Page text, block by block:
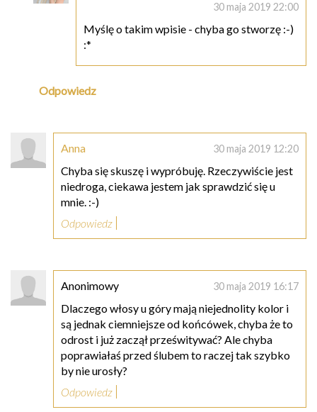
30 maja 2019 22:00
Myślę o takim wpisie - chyba go stworzę :-)
:*
Odpowiedz
Anna 30 maja 2019 12:20
Chyba się skuszę i wypróbuję. Rzeczywiście jest
niedroga, ciekawa jestem jak sprawdzić się u
mnie. :-)
Odpowiedz
Anonimowy 30 maja 2019 16:17
Dlaczego włosy u góry mają niejednolity kolor i
są jednak ciemniejsze od końcówek, chyba że to
odrost i już zaczął prześwitywać? Ale chyba
poprawiałaś przed ślubem to raczej tak szybko
by nie urosły?
Odpowiedz